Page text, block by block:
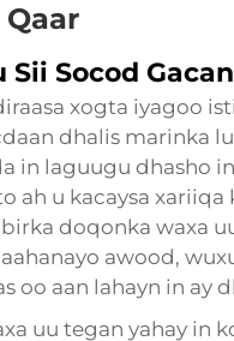
Sii Socod
xogta iyagoo
dhalis marinka
in laguugu dhasho
ah u kacaysa
doqonka waxa
awood,
oo aan lahayn in ay
uu tegan yahay in